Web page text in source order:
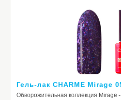
Гель-лак CHARME Mirage
Обворожительная коллекция Mirage -